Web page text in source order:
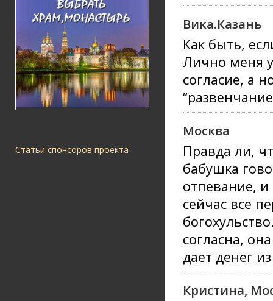
Статьи спонсоров проекта
Вика.Казань
Как быть,
Лично меня
согласие, а
Москва
Правда ли,
бабушка
отпевание,
сейчас все
согласна,
дает денег
Кристина,